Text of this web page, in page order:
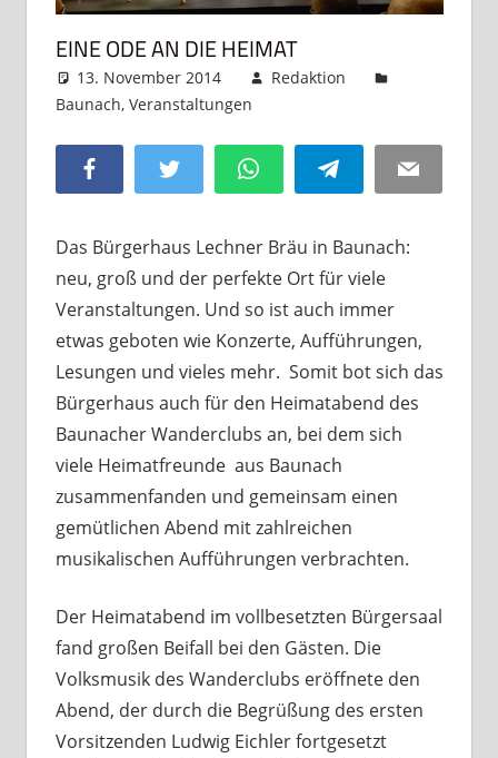
EINE ODE AN DIE HEIMAT
13. November 2014
Redaktion
Baunach, Veranstaltungen
Facebook Twitter WhatsAppTelegram Email
Das Bürgerhaus Lechner Bräu in Baunach:
neu, groß und der perfekte Ort für viele
Veranstaltungen. Und so ist auch immer
etwas geboten wie Konzerte, Aufführungen,
Lesungen und vieles mehr. Somit bot sich das
Bürgerhaus auch für den Heimatabend des
Baunacher Wanderclubs an, bei dem sich
viele Heimatfreunde aus Baunach
zusammenfanden und gemeinsam einen
gemütlichen Abend mit zahlreichen
musikalischen Aufführungen verbrachten.
Der Heimatabend im vollbesetzten Bürgersaal
fand großen Beifall bei den Gästen. Die
Volksmusik des Wanderclubs eröffnete den
Abend, der durch die Begrüßung des ersten
Vorsitzenden Ludwig Eichler fortgesetzt